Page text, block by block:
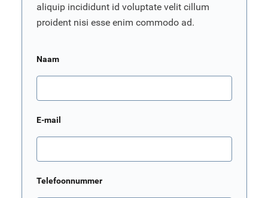
aliquip incididunt id voluptate velit cillum
proident nisi esse enim commodo ad.
Naam
E-mail
Telefoonnummer